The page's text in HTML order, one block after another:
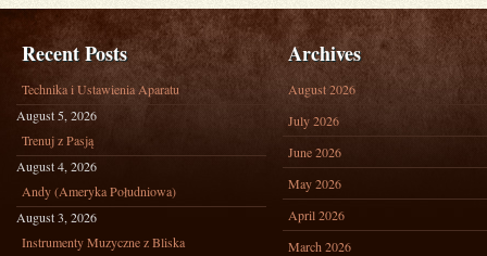
Recent Posts
Technika i Ustawienia Aparatu
August 5, 2026
Trenuj z Pasją
August 4, 2026
Andy (Ameryka Południowa)
August 3, 2026
Instrumenty Muzyczne z Bliska
Archives
August 2026
July 2026
June 2026
May 2026
April 2026
March 2026